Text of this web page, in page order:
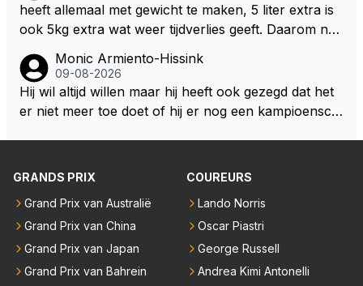
heeft allemaal met gewicht te maken, 5 liter extra is
ook 5kg extra wat weer tijdverlies geeft. Daarom ne
auto, het is extra gewicht plus na 15 minuten is het h
ete thee geworden.
Monic Armiento-Hissink
09-08-2026
Hij wil altijd willen maar hij heeft ook gezegd dat het
er niet meer toe doet of hij er nog een kampioensch
l in de eerste plaats races winnen met de eigen moto
talking bull podcast. Daarvoor moet het team weer d
e goede richting in gestuurd worden. Als hij perse uit
was op zoveel mogelijk titels dan was hij al veel eerd
er bij RB vertrokken.
GRANDS PRIX
Grand Prix van Australië
Grand Prix van China
Grand Prix van Japan
Grand Prix van Bahrein
COUREURS
Lando Norris
Oscar Piastri
George Russell
Andrea Kimi Antonelli